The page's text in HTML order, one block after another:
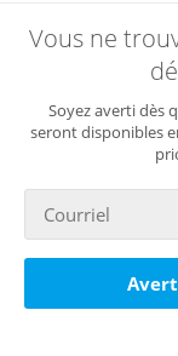
Vous ne
Soyez averti dès
seront disponibles